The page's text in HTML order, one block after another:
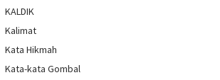
KALDIK
Kalimat
Kata Hikmah
Kata-kata Gombal